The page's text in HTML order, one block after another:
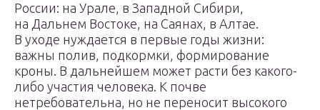
России: на Урале, в Западной Сибири,
на Дальнем Востоке, на Саянах, в Алтае.
В уходе нуждается в первые годы жизни:
важны полив, подкормки, формирование
кроны. В дальнейшем может расти без какого-
либо участия человека. К почве
нетребовательна, но не переносит высокого